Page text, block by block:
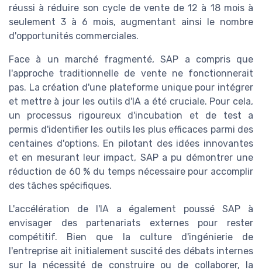
réussi à réduire son cycle de vente de 12 à 18 mois à
seulement 3 à 6 mois, augmentant ainsi le nombre
d'opportunités commerciales.
Face à un marché fragmenté, SAP a compris que
l'approche traditionnelle de vente ne fonctionnerait
pas. La création d'une plateforme unique pour intégrer
et mettre à jour les outils d'IA a été cruciale. Pour cela,
un processus rigoureux d'incubation et de test a
permis d'identifier les outils les plus efficaces parmi des
centaines d'options. En pilotant des idées innovantes
et en mesurant leur impact, SAP a pu démontrer une
réduction de 60 % du temps nécessaire pour accomplir
des tâches spécifiques.
L'accélération de l'IA a également poussé SAP à
envisager des partenariats externes pour rester
compétitif. Bien que la culture d'ingénierie de
l'entreprise ait initialement suscité des débats internes
sur la nécessité de construire ou de collaborer, la